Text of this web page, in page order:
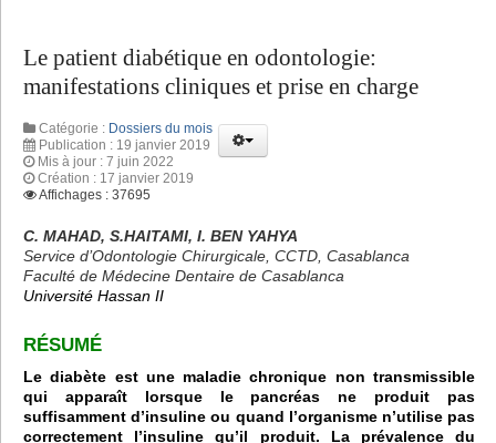
Le patient diabétique en odontologie:
manifestations cliniques et prise en charge
Catégorie : Dossiers du mois
Publication : 19 janvier 2019
Mis à jour : 7 juin 2022
Création : 17 janvier 2019
Affichages : 37695
C. MAHAD, S.HAITAMI, I. BEN YAHYA
Service d’Odontologie Chirurgicale, CCTD, Casablanca
Faculté de Médecine Dentaire de Casablanca
Université Hassan II
RÉSUMÉ
Le diabète est une maladie chronique non transmissible
qui apparaît lorsque le pancréas ne produit pas
suffisamment d’insuline ou quand l’organisme n’utilise pas
correctement l’insuline qu’il produit. La prévalence du